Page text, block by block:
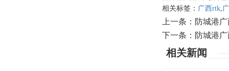
相关标签： 广西rtk,
上一条： 防城港
下一条： 防城港
相关新闻